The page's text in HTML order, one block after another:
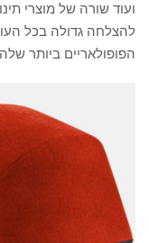
ועוד שורה של מוצרי
להצלחה גדולה בכל
הפופולאריים ביותר